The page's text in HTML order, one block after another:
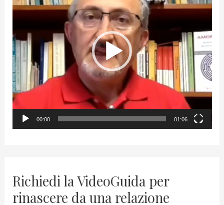
d
o
P
l
a
y
00:00 01:06
Richiedi la VideoGuida per
rinascere da una relazione